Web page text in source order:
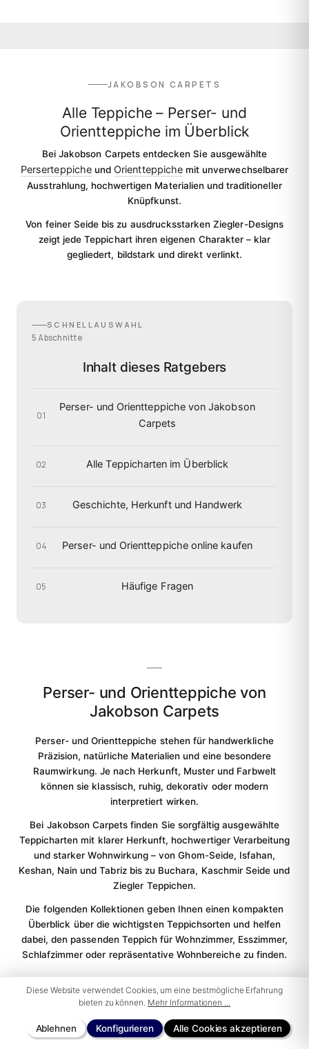
JAKOBSON CARPETS
Alle Teppiche – Perser- und
Orientteppiche im Überblick
Bei Jakobson Carpets entdecken Sie ausgewählte
Perserteppicheund Orientteppichemit unverwechselbarer
Ausstrahlung, hochwertigen Materialien und traditioneller
Knüpfkunst.
Von feiner Seide bis zu ausdrucksstarken Ziegler-Designs
zeigt jede Teppichart ihren eigenen Charakter – klar
gegliedert, bildstark und direkt verlinkt.
SCHNELLAUSWAHL
5 Abschnitte
Inhalt dieses Ratgebers
01
Perser- und Orientteppiche von Jakobson
Carpets
02 Alle Teppicharten im Überblick
03 Geschichte, Herkunft und Handwerk
04 Perser- und Orientteppiche online kaufen
05 Häufige Fragen
Perser- und Orientteppiche von
Jakobson Carpets
Perser- und Orientteppiche stehen für handwerkliche
Präzision, natürliche Materialien und eine besondere
Raumwirkung. Je nach Herkunft, Muster und Farbwelt
können sie klassisch, ruhig, dekorativ oder modern
interpretiert wirken.
Bei Jakobson Carpets finden Sie sorgfältig ausgewählte
Teppicharten mit klarer Herkunft, hochwertiger Verarbeitung
und starker Wohnwirkung – von Ghom-Seide, Isfahan,
Keshan, Nain und Tabriz bis zu Buchara, Kaschmir Seide und
Ziegler Teppichen.
Die folgenden Kollektionen geben Ihnen einen kompakten
Überblick über die wichtigsten Teppichsorten und helfen
dabei, den passenden Teppich für Wohnzimmer, Esszimmer,
Schlafzimmer oder repräsentative Wohnbereiche zu finden.
Diese Website verwendet Cookies, um eine bestmögliche Erfahrung
bieten zu können. Mehr Informationen ...
Ablehnen Konfigurieren Alle Cookies akzeptieren